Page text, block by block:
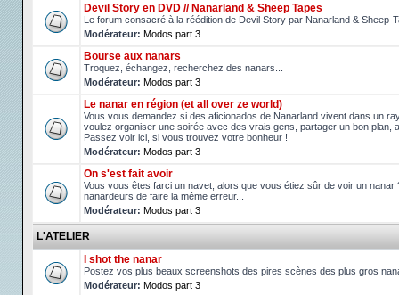
Devil Story en DVD // Nanarland & Sheep Tapes
Le forum consacré à la réédition de Devil Story par Nanarland & Sheep-
Modérateur: Modos part 3
Bourse aux nanars
Troquez, échangez, recherchez des nanars...
Modérateur: Modos part 3
Le nanar en région (et all over ze world)
Vous vous demandez si des aficionados de Nanarland vivent dans un
voulez organiser une soirée avec des vrais gens, partager un bon plan,
Passez voir ici, si vous trouvez votre bonheur !
Modérateur: Modos part 3
On s'est fait avoir
Vous vous êtes farci un navet, alors que vous étiez sûr de voir un
nanardeurs de faire la même erreur...
Modérateur: Modos part 3
L'ATELIER
I shot the nanar
Postez vos plus beaux screenshots des pires scènes des plus gros
Modérateur: Modos part 3